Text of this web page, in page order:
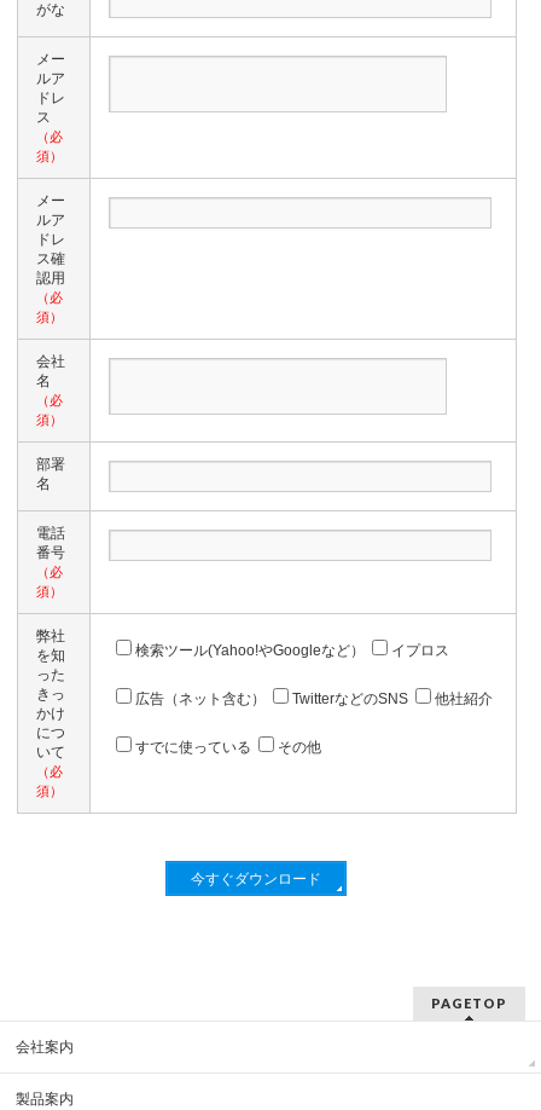
がな
メー
ルア
ドレ
ス
（必
須）
メー
ルア
ドレ
ス確
認用
（必
須）
会社
名
（必
須）
部署
名
電話
番号
（必
須）
弊社
を知
った
きっ
かけ
につ
いて
（必
須）
検索ツール(Yahoo!やGoogleなど） イプロス
広告（ネット含む） TwitterなどのSNS 他社紹介
すでに使っている その他
PAGETOP
会社案内
製品案内